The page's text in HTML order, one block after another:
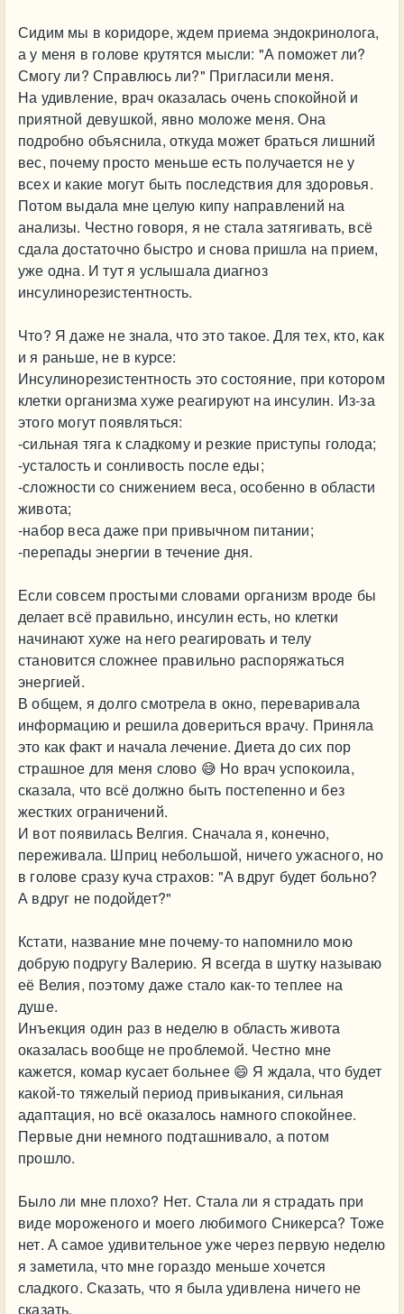
Сидим мы в коридоре, ждем приема эндокринолога,
а у меня в голове крутятся мысли: "А поможет ли?
Смогу ли? Справлюсь ли?" Пригласили меня.
На удивление, врач оказалась очень спокойной и
приятной девушкой, явно моложе меня. Она
подробно объяснила, откуда может браться лишний
вес, почему просто меньше есть получается не у
всех и какие могут быть последствия для здоровья.
Потом выдала мне целую кипу направлений на
анализы. Честно говоря, я не стала затягивать, всё
сдала достаточно быстро и снова пришла на прием,
уже одна. И тут я услышала диагноз
инсулинорезистентность.
Что? Я даже не знала, что это такое. Для тех, кто, как
и я раньше, не в курсе:
Инсулинорезистентность это состояние, при котором
клетки организма хуже реагируют на инсулин. Из-за
этого могут появляться:
-сильная тяга к сладкому и резкие приступы голода;
-усталость и сонливость после еды;
-сложности со снижением веса, особенно в области
живота;
-набор веса даже при привычном питании;
-перепады энергии в течение дня.
Если совсем простыми словами организм вроде бы
делает всё правильно, инсулин есть, но клетки
начинают хуже на него реагировать и телу
становится сложнее правильно распоряжаться
энергией.
В общем, я долго смотрела в окно, переваривала
информацию и решила довериться врачу. Приняла
это как факт и начала лечение. Диета до сих пор
страшное для меня слово 😅 Но врач успокоила,
сказала, что всё должно быть постепенно и без
жестких ограничений.
И вот появилась Велгия. Сначала я, конечно,
переживала. Шприц небольшой, ничего ужасного, но
в голове сразу куча страхов: "А вдруг будет больно?
А вдруг не подойдет?"
Кстати, название мне почему-то напомнило мою
добрую подругу Валерию. Я всегда в шутку называю
её Велия, поэтому даже стало как-то теплее на
душе.
Инъекция один раз в неделю в область живота
оказалась вообще не проблемой. Честно мне
кажется, комар кусает больнее 😄 Я ждала, что будет
какой-то тяжелый период привыкания, сильная
адаптация, но всё оказалось намного спокойнее.
Первые дни немного подташнивало, а потом
прошло.
Было ли мне плохо? Нет. Стала ли я страдать при
виде мороженого и моего любимого Сникерса? Тоже
нет. А самое удивительное уже через первую неделю
я заметила, что мне гораздо меньше хочется
сладкого. Сказать, что я была удивлена ничего не
сказать.